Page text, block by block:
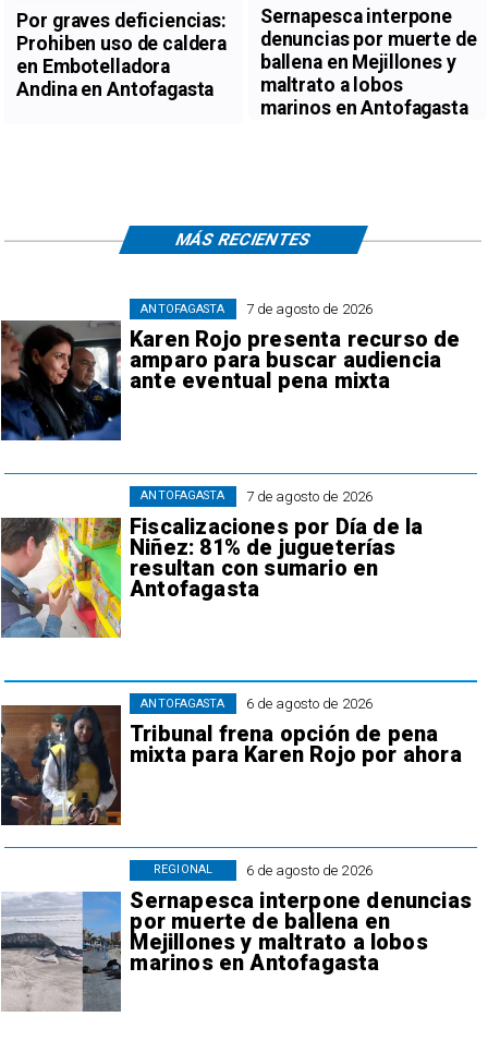
Por graves deficiencias:
Prohiben uso de caldera
en Embotelladora
Andina en Antofagasta
Sernapesca interpone
denuncias por muerte de
ballena en Mejillones y
maltrato a lobos
marinos en Antofagasta
7 de agosto de 2026
Karen Rojo presenta recurso de
amparo para buscar audiencia
ante eventual pena mixta
ANTOFAGASTA
7 de agosto de 2026
Fiscalizaciones por Día de la
Niñez: 81% de jugueterías
resultan con sumario en
Antofagasta
ANTOFAGASTA
6 de agosto de 2026
Tribunal frena opción de pena
mixta para Karen Rojo por ahora
ANTOFAGASTA
6 de agosto de 2026
Sernapesca interpone denuncias
por muerte de ballena en
Mejillones y maltrato a lobos
marinos en Antofagasta
REGIONAL
MÁS RECIENTES